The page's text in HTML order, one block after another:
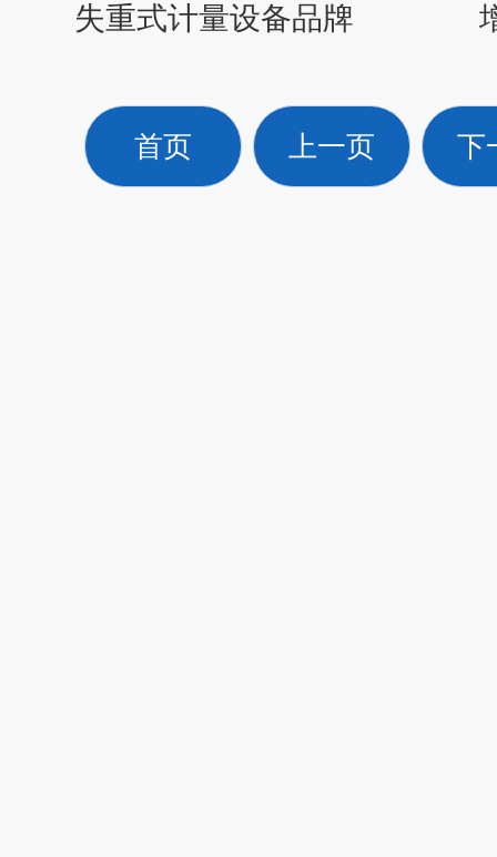
失重式计量设备品牌
首页 上一页 下